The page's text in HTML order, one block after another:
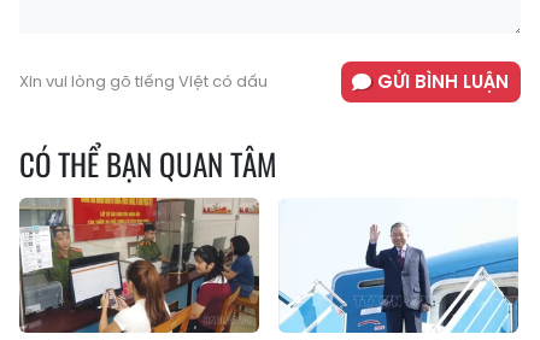
Xin vui lòng gõ tiếng Việt có dấu GỬI BÌNH LUẬN
CÓ THỂ BẠN QUAN TÂM